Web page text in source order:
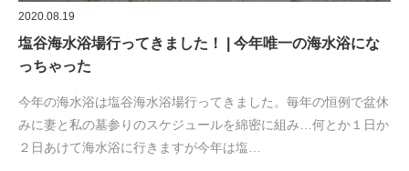
2020.08.19
塩谷海水浴場行ってきました！ | 今年唯一の海水浴にな
っちゃった
今年の海水浴は塩谷海水浴場行ってきました。毎年の恒例で盆休
みに妻と私の墓参りのスケジュールを綿密に組み…何とか１日か
２日あけて海水浴に行きますが今年は塩…